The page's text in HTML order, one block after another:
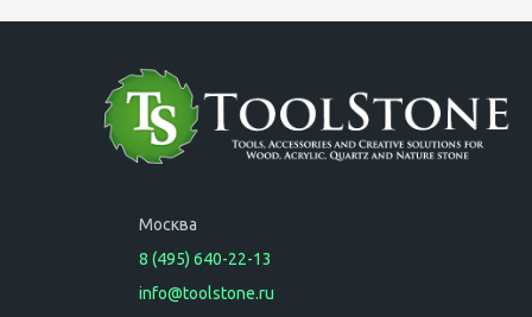
Москва
8 (495) 640-22-13
info@toolstone.ru